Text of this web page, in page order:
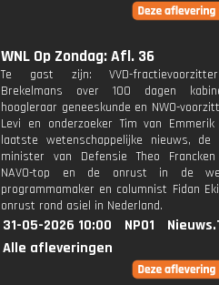
WNL Op Zondag: Afl. 36
Te gast zijn: VVD-
Brekelmans over 100 dagen
hoogleraar geneeskunde en NWO-
Levi en onderzoeker Tim van
laatste wetenschappelijke nieuws, de
minister van Defensie Theo
NAVO-top en de onrust in de
programmamaker en columnist Fidan
onrust rond asiel in Nederland.
31-05-2026 10:00 NPO1
Alle afleveringen